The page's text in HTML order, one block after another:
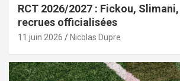
RCT 2026/2027 : Fickou,
recrues officialisées
11 juin 2026 Nicolas Dupre